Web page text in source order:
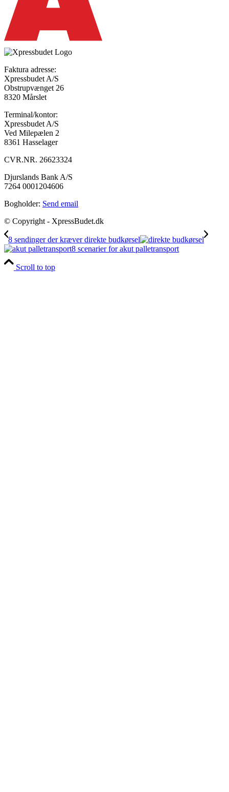
Faktura adresse:
Xpressbudet A/S
Obstrupvænget 26
8320 Mårslet
Terminal/kontor:
Xpressbudet A/S
Ved Milepælen 2
8361 Hasselager
CVR.NR. 26623324
Djurslands Bank A/S
7264 0001204606
Bogholder: Send email
© Copyright - XpressBudet.dk
8 sendinger der kræver direkte budkørsel
8 scenarier for akut palletransport
Scroll to top